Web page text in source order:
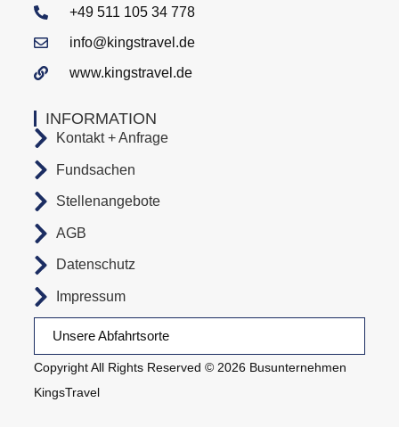
Copyright All Rights Reserved © 2026 Busunternehmen
KingsTravel
Unsere Abfahrtsorte
INFORMATION
Kontakt + Anfrage
Fundsachen
Stellenangebote
AGB
Datenschutz
Impressum
+49 511 105 34 778
info@kingstravel.de
www.kingstravel.de